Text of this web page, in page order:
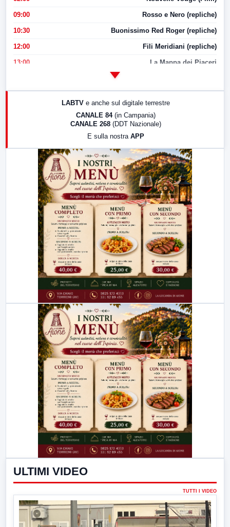
09:00 Rosso e Nero (repliche)
10:30 Buonissimo Red Roger (repliche)
12:00 Fili Meridiani (repliche)
13:00 La Mappa dei Piaceri
LabNews (replica)
LABTV e anche sul digitale terrestre
CANALE 84 (in Campania)
CANALE 268 (DDT Nazionale)
E sulla nostra APP
ULTIMI VIDEO
TUTTI I VIDEO